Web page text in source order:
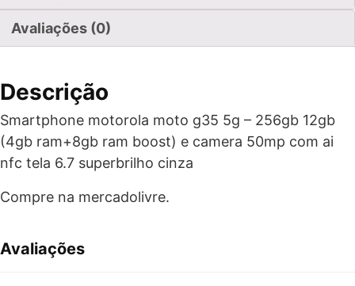
Avaliações (0)
Descrição
Smartphone motorola moto g35 5g – 256gb 12gb
(4gb ram+8gb ram boost) e camera 50mp com ai
nfc tela 6.7 superbrilho cinza
Compre na mercadolivre.
Avaliações